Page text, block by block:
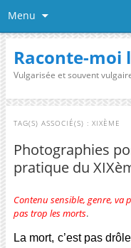
Menu
Raconte-moi
Vulgarisée et souvent
TAG(S) ASSOCIÉ(S) : XIXÈME
Photographies
pratique du
Contenu sensible, genre, va
pas trop les morts.
La mort, c’est pas